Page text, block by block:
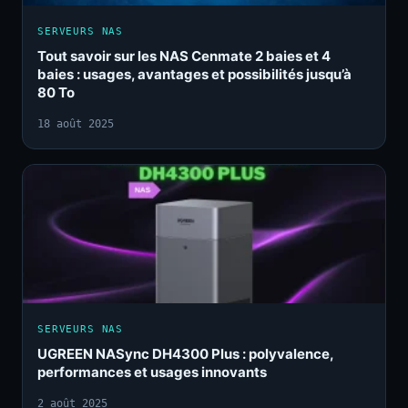
SERVEURS NAS
Tout savoir sur les NAS Cenmate 2 baies et 4
baies : usages, avantages et possibilités jusqu’à
80 To
18 août 2025
SERVEURS NAS
UGREEN NASync DH4300 Plus : polyvalence,
performances et usages innovants
2 août 2025